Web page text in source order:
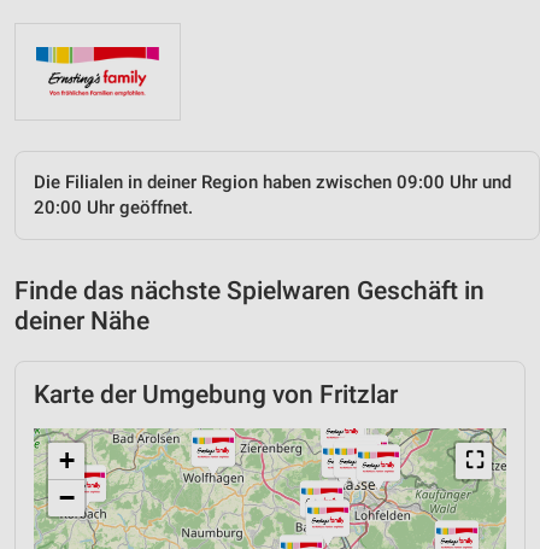
Die Filialen in deiner Region haben zwischen 09:00 Uhr und
20:00 Uhr geöffnet.
Finde das nächste Spielwaren Geschäft in
deiner Nähe
Karte der Umgebung von Fritzlar
⛶
+
−